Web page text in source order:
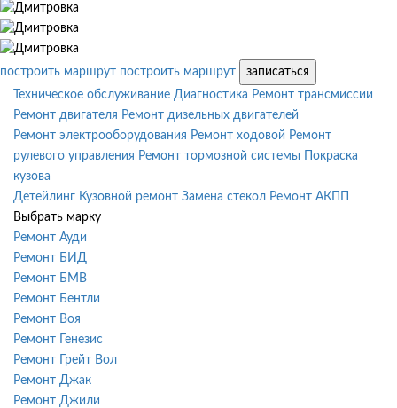
построить маршрут построить маршрут
записаться
Техническое обслуживание Диагностика Ремонт трансмиссии
Ремонт двигателя Ремонт дизельных двигателей
Ремонт электрооборудования Ремонт ходовой Ремонт
рулевого управления Ремонт тормозной системы
Покраска
кузова
Детейлинг Кузовной ремонт Замена стекол Ремонт АКПП
Выбрать марку
Ремонт Ауди
Ремонт БИД
Ремонт БМВ
Ремонт Бентли
Ремонт Воя
Ремонт Генезис
Ремонт Грейт Вол
Ремонт Джак
Ремонт Джили